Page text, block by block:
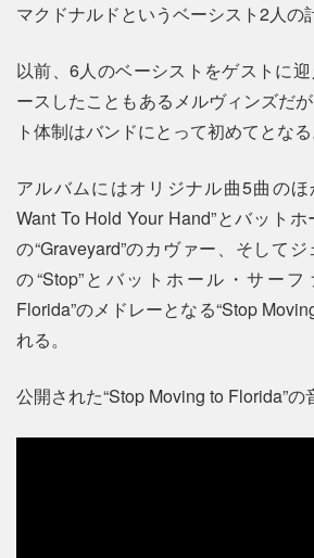
マクドナルドというベーシスト2人の
以前、6人のベーシストをゲストに
ースしたこともあるメルヴィンズだ
ト体制はバンドにとって初めてとなる
アルバムにはオリジナル曲5曲のほ
Want To Hold Your Hand”とバット
の“Graveyard”のカヴァー、そして
の“Stop”とバットホール・サーフ
Florida”のメドレーとなる“Stop
れる。
公開された“Stop Moving to Florida”の